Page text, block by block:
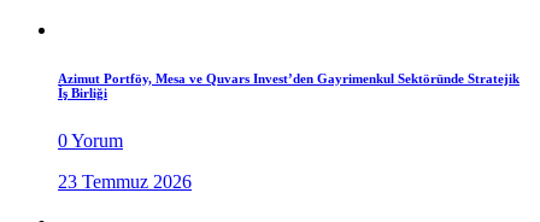
Azimut Portföy, Mesa ve Quvars Invest’den Gayrimenkul Sektöründe Stratejik
İş Birliği
0 Yorum
23 Temmuz 2026